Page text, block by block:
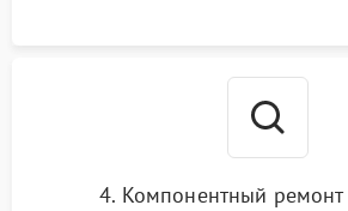
4. Компонентный ремонт